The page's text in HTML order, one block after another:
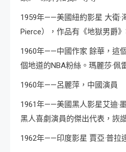
1959年——美國紐約影星 大衛·
Pierce），作品有《地獄男爵》
1960年——中國作家 餘華，這
個地道的NBA粉絲。瑪麗莎·佩
1960年——呂麗萍，中國演員
1961年——美國黑人影星艾迪·
黑人喜劇演員的傑出代表，詼
1962年——印度影星 賈亞·普拉